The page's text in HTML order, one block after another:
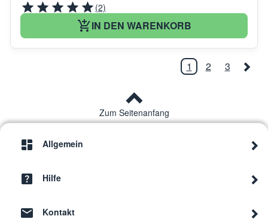
(2)
IN DEN WARENKORB
1 2 3
Zum Seitenanfang
Allgemein
Hilfe
Kontakt